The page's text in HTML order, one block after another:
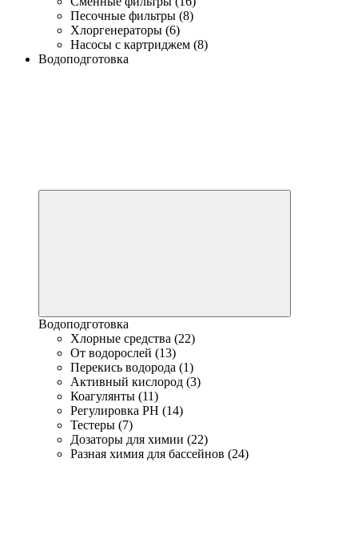
Песочные фильтры (8)
Хлоргенераторы (6)
Насосы с картриджем (8)
Водоподготовка
Водоподготовка
Хлорные средства (22)
От водорослей (13)
Перекись водорода (1)
Активный кислород (3)
Коагулянты (11)
Регулировка PH (14)
Тестеры (7)
Дозаторы для химии (22)
Разная химия для бассейнов (24)